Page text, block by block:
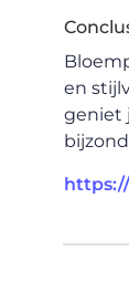
en
geniet